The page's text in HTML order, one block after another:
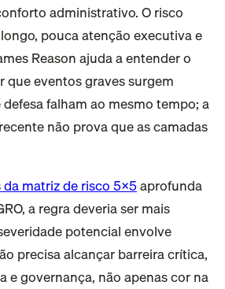
administrativo. O risco
pouca atenção executiva e
Reason ajuda a entender o
que eventos graves surgem
falham ao mesmo tempo; a
não prova que as camadas
matriz de risco 5x5aprofunda
a regra deveria ser mais
potencial envolve
precisa alcançar barreira crítica,
e governança, não apenas cor na